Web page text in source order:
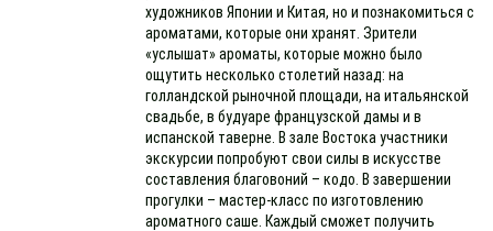
художников Японии и Китая, но и познакомиться с
ароматами, которые они хранят. Зрители
«услышат» ароматы, которые можно было
ощутить несколько столетий назад: на
голландской рыночной площади, на итальянской
свадьбе, в будуаре французской дамы и в
испанской таверне. В зале Востока участники
экскурсии попробуют свои силы в искусстве
составления благовоний – кодо. В завершении
прогулки – мастер-класс по изготовлению
ароматного саше. Каждый сможет получить